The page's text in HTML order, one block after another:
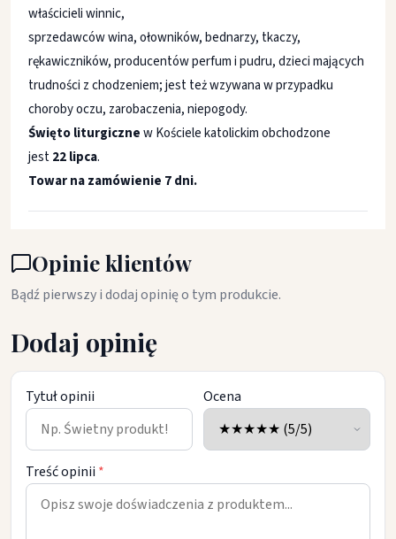
właścicieli winnic,
sprzedawców wina, ołowników, bednarzy, tkaczy,
rękawiczników, producentów perfum i pudru, dzieci mających
trudności z chodzeniem; jest też wzywana w przypadku
choroby oczu, zarobaczenia, niepogody.
Święto liturgicznew Kościele katolickim obchodzone
jest22 lipca.
Towar na zamówienie 7 dni.
Opinie klientów
Bądź pierwszy i dodaj opinię o tym produkcie.
Dodaj opinię
Tytuł opinii Ocena
Treść opinii *